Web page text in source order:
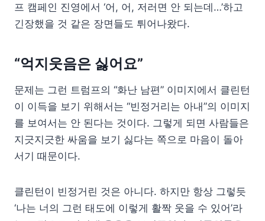
프 캠페인 진영에서 ‘어, 어, 저러면 안 되는데…’하고
긴장했을 것 같은 장면들도 튀어나왔다.
“억지웃음은 싫어요”
문제는 그런 트럼프의 “화난 남편” 이미지에서 클린턴
이 이득을 보기 위해서는 “빈정거리는 아내”의 이미지
를 보여서는 안 된다는 것이다. 그렇게 되면 사람들은
지긋지긋한 싸움을 보기 싫다는 쪽으로 마음이 돌아
서기 때문이다.
클린턴이 빈정거린 것은 아니다. 하지만 항상 그렇듯
‘나는 너의 그런 태도에 이렇게 활짝 웃을 수 있어’라